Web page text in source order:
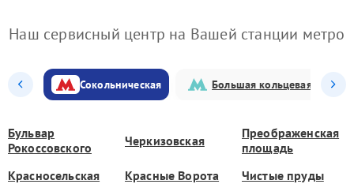
Наш сервисный центр на Вашей станции метро
Сокольническая Большая кольцевая
Бульвар
Рокоссовского
Черкизовская
Преображенская
площадь
Красносельская
Красные Ворота Чистые пруды